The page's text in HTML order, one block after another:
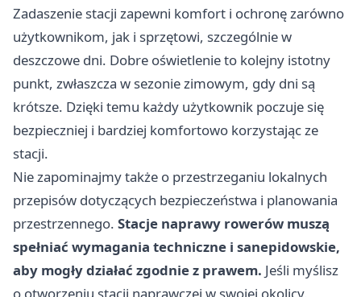
Zadaszenie stacji zapewni komfort i ochronę zarówno
użytkownikom, jak i sprzętowi, szczególnie w
deszczowe dni. Dobre oświetlenie to kolejny istotny
punkt, zwłaszcza w sezonie zimowym, gdy dni są
krótsze. Dzięki temu każdy użytkownik poczuje się
bezpieczniej i bardziej komfortowo korzystając ze
stacji.
Nie zapominajmy także o przestrzeganiu lokalnych
przepisów dotyczących bezpieczeństwa i planowania
przestrzennego. Stacje naprawy rowerów muszą
spełniać wymagania techniczne i sanepidowskie,
aby mogły działać zgodnie z prawem. Jeśli myślisz